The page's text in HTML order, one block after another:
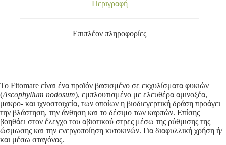
Περιγραφή
Επιπλέον πληροφορίες
To Fitomare είναι ένα προϊόν βασισμένο σε εκχυλίσματα φυκιών
(Ascophyllum nodosum), εμπλουτισμένο με ελευθέρα αμινοξέα,
μακρο- και ιχνοστοιχεία, των οποίων η βιοδιεγερτική δράση προάγει
την βλάστηση, την άνθηση και το δέσιμο των καρπών. Επίσης
βοηθάει στον έλεγχο του αβιοτικού στρες μέσω της ρύθμισης της
ώσμωσης και την ενεργοποίηση κυτοκινών. Για διαφυλλική χρήση ή/
και μέσω σταγόνας.